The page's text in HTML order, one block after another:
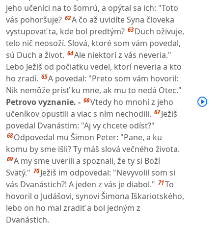
jeho učeníci na to šomrú, a opýtal sa ich: "Toto
vás pohoršuje? 62A čo až uvidíte Syna človeka
vystupovať ta, kde bol predtým? 63 Duch oživuje,
telo nič neosoží. Slová, ktoré som vám povedal,
sú Duch a život. 64Ale niektorí z vás neveria."
Lebo Ježiš od počiatku vedel, ktorí neveria a kto
ho zradí. 65A povedal: "Preto som vám hovoril:
Nik nemôže prísť ku mne, ak mu to nedá Otec."
Petrovo vyznanie. - 66Vtedy ho mnohí z jeho
učeníkov opustili a viac s ním nechodili. 67 Ježiš
povedal Dvanástim: "Aj vy chcete odísť?"
68 Odpovedal mu Šimon Peter: "Pane, a ku
komu by sme išli? Ty máš slová večného života.
69A my sme uverili a spoznali, že ty si Boží
Svätý." 70 Ježiš im odpovedal: "Nevyvolil som si
vás Dvanástich?! A jeden z vás je diabol." 71To
hovoril o Judášovi, synovi Šimona Iškariotského,
lebo on ho mal zradiť a bol jedným z
Dvanástich.